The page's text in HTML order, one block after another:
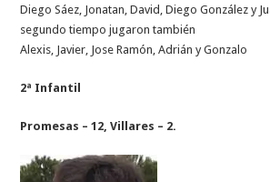
Diego Sáez, Jonatan, David, Diego González y
segundo tiempo jugaron también
Alexis, Javier, Jose Ramón, Adrián y Gonzalo
2ª Infantil
Promesas – 12, Villares – 2.